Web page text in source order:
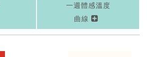
一週體感溫度
曲線